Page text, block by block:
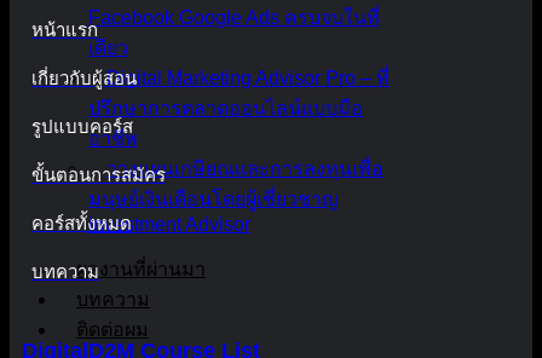
Facebook Google Ads ครบจบในที่
เดียว
Digital Marketing Advisor Pro – ที่
ปรึกษาการตลาดออนไลน์แบบมือ
อาชีพ
วางแผนเกษียณและการลงทุนเพื่อ
มนุษย์เงินเดือนโดยผู้เชี่ยวชาญ
Investment Advisor
ผลงานที่ผ่านมา
บทความ
ติดต่อผม
หน้าแรก
เกี่ยวกับผู้สอน
รูปแบบคอร์ส
ขั้นตอนการสมัคร
คอร์สทั้งหมด
บทความ
DigitalD2M Course List